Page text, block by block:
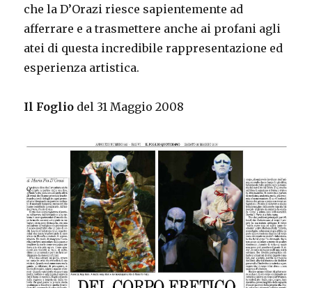
che la D’Orazi riesce sapientemente ad
afferrare e a trasmettere anche ai profani agli
atei di questa incredibile rappresentazione ed
esperienza artistica.
Il Foglio del 31 Maggio 2008